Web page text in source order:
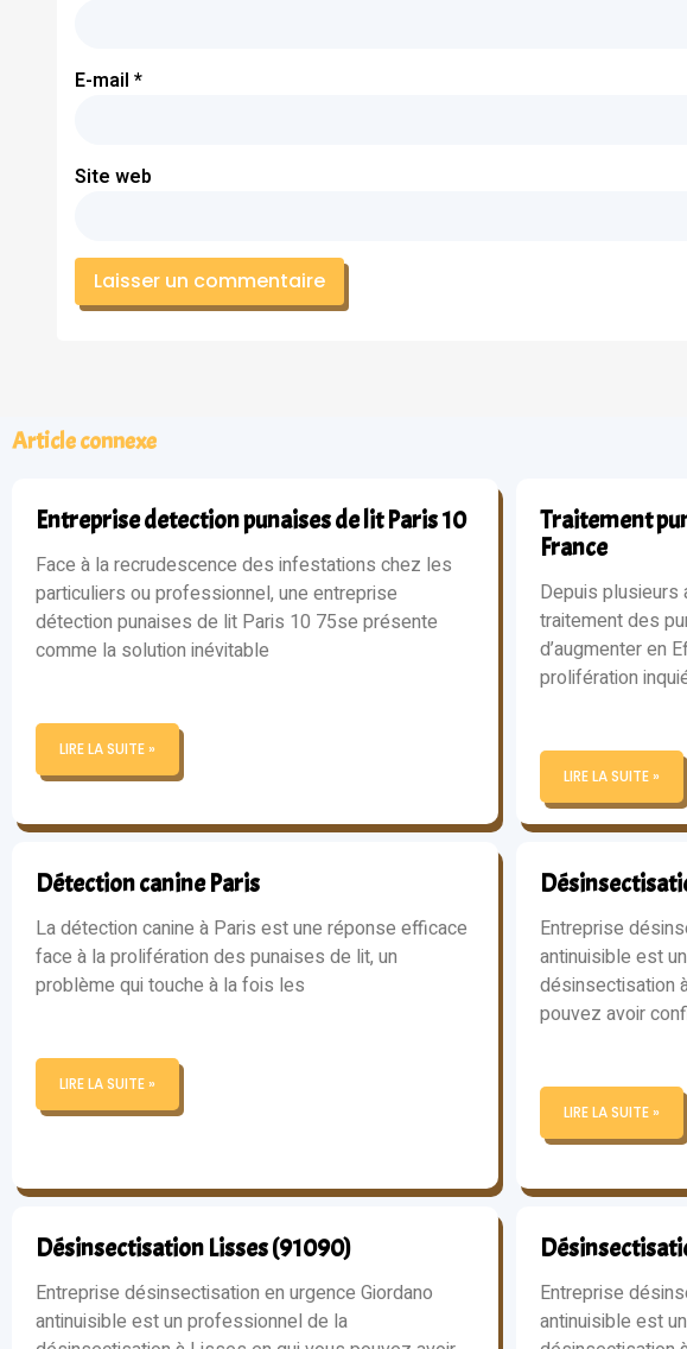
E-mail *
Site web
Article connexe
Entreprise detection punaises de lit Paris 10
Face à la recrudescence des infestations chez les
particuliers ou professionnel, une entreprise
détection punaises de lit Paris 10 75se présente
comme la solution inévitable
LIRE LA SUITE »
Traitement
France
Depuis plusieurs
traitement des
d’augmenter en
prolifération
LIRE LA SUITE »
Détection canine Paris
La détection canine à Paris est une réponse efficace
face à la prolifération des punaises de lit, un
problème qui touche à la fois les
LIRE LA SUITE »
Entreprise
antinuisible est
désinsectisation
pouvez avoir
LIRE LA SUITE »
Désinsectisation Lisses (91090)
Entreprise désinsectisation en urgence Giordano
antinuisible est un professionnel de la
Entreprise
antinuisible est